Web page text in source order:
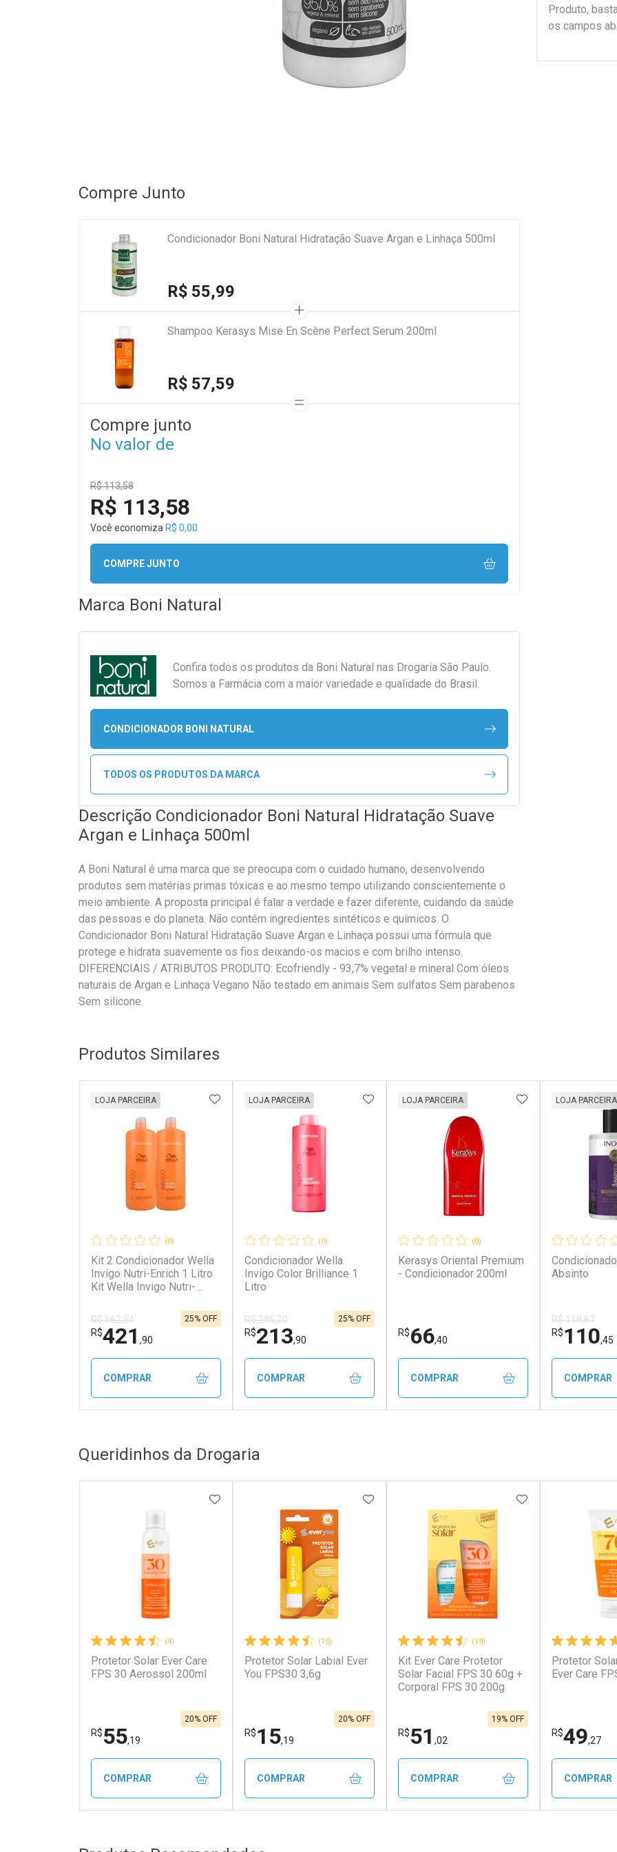
Produto,
os campos
Compre Junto
Condicionador Boni Natural Hidratação Suave Argan e Linhaça 500ml
R$ 55,99
Shampoo Kerasys Mise En Scène Perfect Serum 200ml
R$ 57,59
Compre junto
No valor de
R$ 113,58
R$ 113,58
Você economiza R$ 0,00
COMPRE JUNTO
Marca Boni Natural
Confira todos os produtos da Boni Natural nas Drogaria São Paulo.
Somos a Farmácia com a maior variedade e qualidade do Brasil.
CONDICIONADOR BONI NATURAL
TODOS OS PRODUTOS DA MARCA
Descrição Condicionador Boni Natural Hidratação Suave
Argan e Linhaça 500ml
A Boni Natural é uma marca que se preocupa com o cuidado humano, desenvolvendo
produtos sem matérias primas tóxicas e ao mesmo tempo utilizando conscientemente o
meio ambiente. A proposta principal é falar a verdade e fazer diferente, cuidando da saúde
das pessoas e do planeta. Não contém ingredientes sintéticos e químicos. O
Condicionador Boni Natural Hidratação Suave Argan e Linhaça possui uma fórmula que
protege e hidrata suavemente os fios deixando-os macios e com brilho intenso.
DIFERENCIAIS / ATRIBUTOS PRODUTO: Ecofriendly - 93,7% vegetal e mineral Com óleos
naturais de Argan e Linhaça Vegano Não testado em animais Sem sulfatos Sem parabenos
Sem silicone
Produtos Similares
(0)
Kit 2 Condicionador Wella
Invigo Nutri-Enrich 1 Litro
Kit Wella Invigo Nutri-
Litro
LOJA PARCEIRA
R$ 562,54
R$421 ,90
25% OFF
ADICIONAR AOS FAVORITOS
COMPRAR
Laboratório
Ativar Desconto
Por R$ 421,90/cada
Por Menos
Por R$ 421,90/cada
(0)
Condicionador Wella
Invigo Color Brilliance 1
Litro
LOJA PARCEIRA
R$ 285,20
R$213,90
25% OFF
ADICIONAR AOS FAVORITOS
COMPRAR
Laboratório
Ativar Desconto
Por R$ 213,90/cada
Por Menos
Por R$ 213,90/cada
(0)
Kerasys Oriental Premium
- Condicionador 200ml
LOJA PARCEIRA
R$66,40
ADICIONAR AOS
COMPRAR
Ativar Desconto
Por R$ 66,40/cada
Por R$ 66,40/cada
Absinto
LOJA PARCEIRA
R$ 119,67
R$110,45
COMPRAR
Ativar
Por R$
Por R$
Queridinhos da Drogaria
(4)
Protetor Solar Ever Care
FPS 30 Aerossol 200ml
R$55,19
20% OFF
ADICIONAR AOS FAVORITOS
COMPRAR
(15)
Protetor Solar Labial Ever
You FPS30 3,6g
R$15,19
20% OFF
ADICIONAR AOS FAVORITOS
COMPRAR
(19)
Kit Ever Care Protetor
Solar Facial FPS 30 60g +
Corporal FPS 30 200g
R$51 ,02
19% OFF
ADICIONAR AOS
COMPRAR
Protetor
Ever Care
R$49,27
COMPRAR